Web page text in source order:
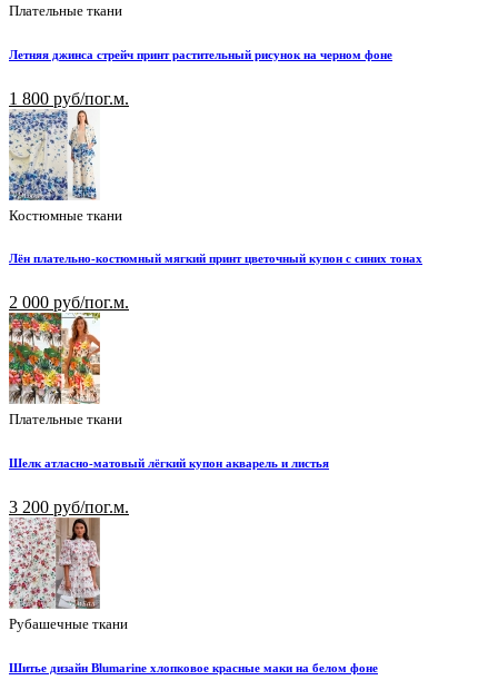
Плательные ткани
Летняя джинса стрейч принт растительный рисунок на черном фоне
1 800 руб/пог.м.
Костюмные ткани
Лён плательно-костюмный мягкий принт цветочный купон с синих тонах
2 000 руб/пог.м.
Плательные ткани
Шелк атласно-матовый лёгкий купон акварель и листья
3 200 руб/пог.м.
Рубашечные ткани
Шитье дизайн Blumarine хлопковое красные маки на белом фоне